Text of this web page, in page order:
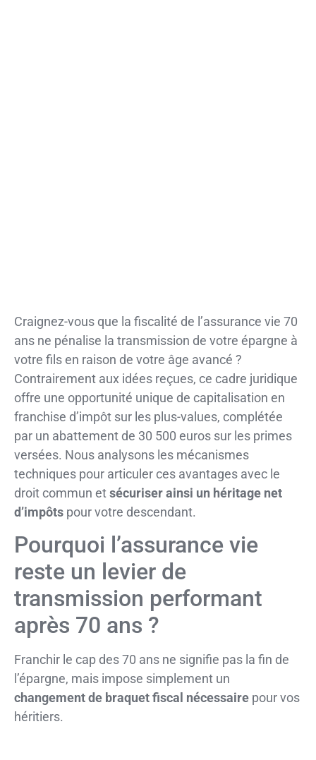
Craignez-vous que la fiscalité de l’assurance vie 70
ans ne pénalise la transmission de votre épargne à
votre fils en raison de votre âge avancé ?
Contrairement aux idées reçues, ce cadre juridique
offre une opportunité unique de capitalisation en
franchise d’impôt sur les plus-values, complétée
par un abattement de 30 500 euros sur les primes
versées. Nous analysons les mécanismes
techniques pour articuler ces avantages avec le
droit commun etsécuriser ainsi un héritage net
d’impôts pour votre descendant.
Pourquoi l’assurance vie
reste un levier de
transmission performant
après 70 ans ?
Franchir le cap des 70 ans ne signifie pas la fin de
l’épargne, mais impose simplement un
changement de braquet fiscal nécessaire pour vos
héritiers.